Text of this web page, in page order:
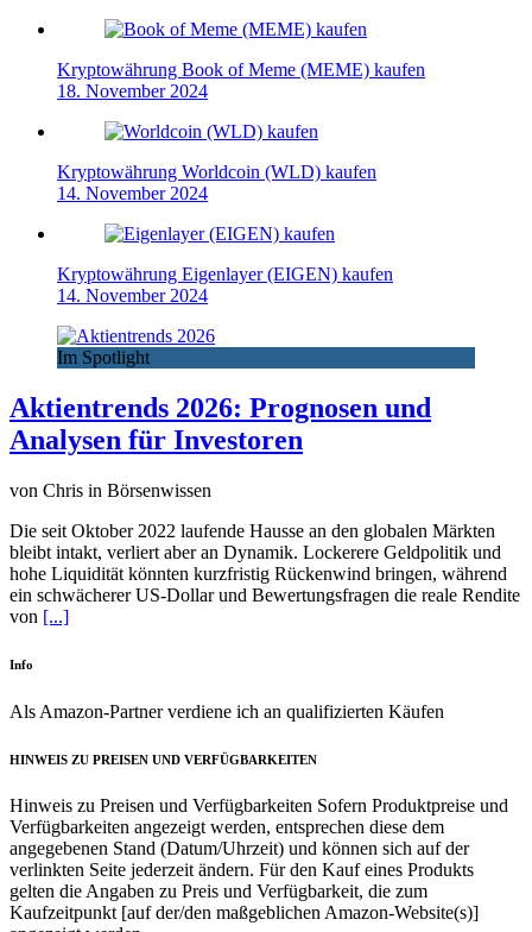
Kryptowährung Book of Meme (MEME) kaufen
18. November 2024
Kryptowährung Worldcoin (WLD) kaufen
14. November 2024
Kryptowährung Eigenlayer (EIGEN) kaufen
14. November 2024
Im Spotlight
Aktientrends 2026: Prognosen und
Analysen für Investoren
von Chris in Börsenwissen
Die seit Oktober 2022 laufende Hausse an den globalen Märkten
bleibt intakt, verliert aber an Dynamik. Lockerere Geldpolitik und
hohe Liquidität könnten kurzfristig Rückenwind bringen, während
ein schwächerer US-Dollar und Bewertungsfragen die reale Rendite
von [...]
Info
Als Amazon-Partner verdiene ich an qualifizierten Käufen
HINWEIS ZU PREISEN UND VERFÜGBARKEITEN
Hinweis zu Preisen und Verfügbarkeiten Sofern Produktpreise und
Verfügbarkeiten angezeigt werden, entsprechen diese dem
angegebenen Stand (Datum/Uhrzeit) und können sich auf der
verlinkten Seite jederzeit ändern. Für den Kauf eines Produkts
gelten die Angaben zu Preis und Verfügbarkeit, die zum
Kaufzeitpunkt [auf der/den maßgeblichen Amazon-Website(s)]